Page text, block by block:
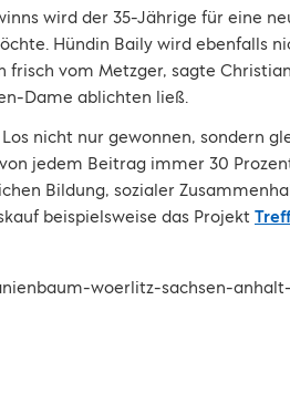
wird der 35-Jährige für eine
Hündin Baily wird ebenfalls
frisch vom Metzger, sagte
Dame ablichten ließ.
nicht nur gewonnen, sondern
jedem Beitrag immer 30
Bildung, sozialer
beispielsweise das Projekt